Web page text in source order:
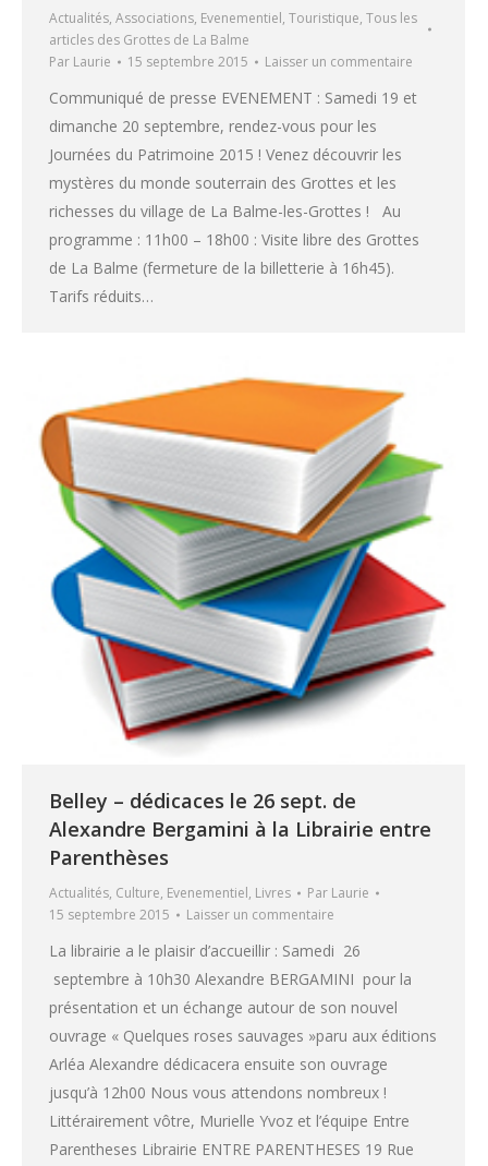
Actualités, Associations, Evenementiel, Touristique, Tous les
articles des Grottes de La Balme
Par Laurie 15 septembre 2015 Laisser un commentaire
Communiqué de presse EVENEMENT : Samedi 19 et
dimanche 20 septembre, rendez-vous pour les
Journées du Patrimoine 2015 ! Venez découvrir les
mystères du monde souterrain des Grottes et les
richesses du village de La Balme-les-Grottes ! Au
programme : 11h00 – 18h00 : Visite libre des Grottes
de La Balme (fermeture de la billetterie à 16h45).
Tarifs réduits…
Belley – dédicaces le 26 sept. de
Alexandre Bergamini à la Librairie entre
Parenthèses
Actualités, Culture, Evenementiel, Livres Par Laurie
15 septembre 2015
Laisser un commentaire
La librairie a le plaisir d’accueillir : Samedi 26
septembre à 10h30 Alexandre BERGAMINI pour la
présentation et un échange autour de son nouvel
ouvrage « Quelques roses sauvages »paru aux éditions
Arléa Alexandre dédicacera ensuite son ouvrage
jusqu’à 12h00 Nous vous attendons nombreux !
Littérairement vôtre, Murielle Yvoz et l’équipe Entre
Parentheses Librairie ENTRE PARENTHESES 19 Rue